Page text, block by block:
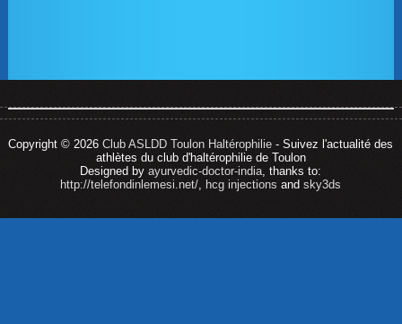
Copyright © 2026Club ASLDD Toulon Haltérophilie - Suivez l'actualité des
athlètes du club d'haltérophilie de Toulon
Designed byayurvedic-doctor-india, thanks to:
http://telefondinlemesi.net/, hcg injections andsky3ds